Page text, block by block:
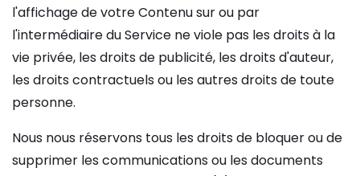
l'affichage de votre Contenu sur ou par
l'intermédiaire du Service ne viole pas les droits à la
vie privée, les droits de publicité, les droits d'auteur,
les droits contractuels ou les autres droits de toute
personne.
Nous nous réservons tous les droits de bloquer ou de
supprimer les communications ou les documents